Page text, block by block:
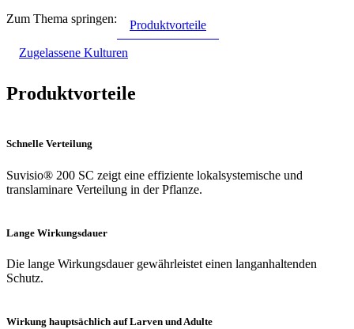
Zum Thema springen: Produktvorteile
Zugelassene Kulturen
Produktvorteile
Schnelle Verteilung
Suvisio® 200 SC zeigt eine effiziente lokalsystemische und
translaminare Verteilung in der Pflanze.
Lange Wirkungsdauer
Die lange Wirkungsdauer gewährleistet einen langanhaltenden
Schutz.
Wirkung hauptsächlich auf Larven und Adulte